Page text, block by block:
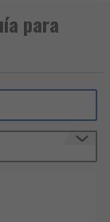
o los
para
fijación
soportes
para